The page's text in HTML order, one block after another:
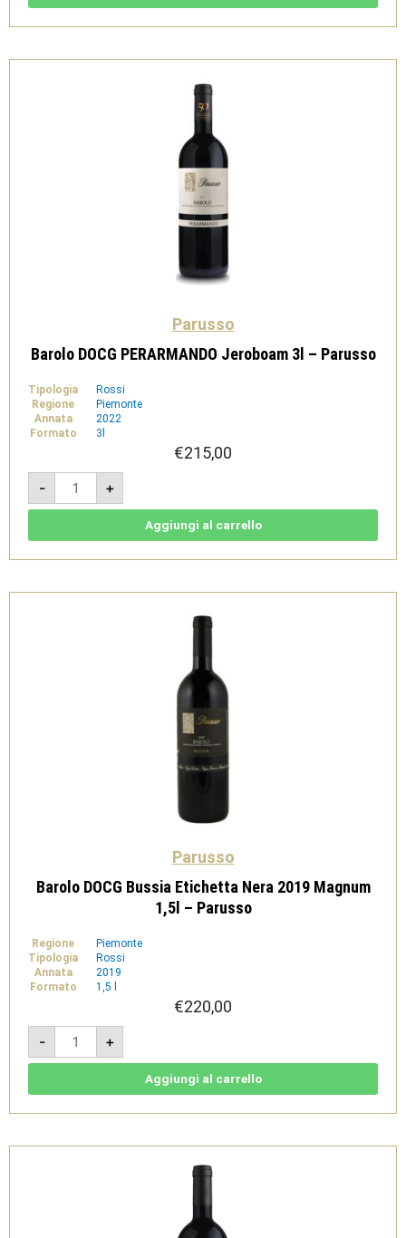
Oro
Parusso
Parusso
Barolo DOCG PERARMANDO Jeroboam 3l – Parusso
Tipologia
Rossi
Regione
Piemonte
Annata
2022
Formato
3l
€215,00
-
Barolo
DOCG
PERARMANDO
Jeroboam
quantità
+
Aggiungi al carrello
Parusso
Barolo DOCG Bussia Etichetta Nera 2019 Magnum
1,5l – Parusso
Regione
Piemonte
Tipologia
Rossi
Annata
2019
Formato
1,5 l
€220,00
-
Barolo
DOCG
Bussia
Etichetta
1,5l
quantità
+
Aggiungi al carrello